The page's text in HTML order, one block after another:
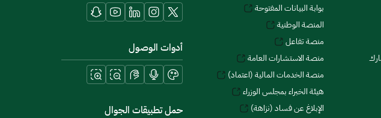
بوابة البيانات المفتوحة
المنصة الوطنية
منصة تفاعل
منصة الاستشارات العامة
منصة الخدمات المالية (اعتماد)
هيئة الخبراء بمجلس الوزراء
الإبلاغ عن فساد (نزاهة)
أدوات الوصول
حمل تطبيقات الجوال